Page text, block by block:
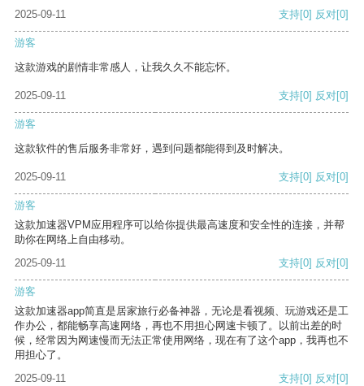
2025-09-11 支持[0] 反对[0]
游客
这款游戏的剧情非常感人，让我久久不能忘怀。
2025-09-11 支持[0] 反对[0]
游客
这款软件的售后服务非常好，遇到问题都能得到及时解决。
2025-09-11 支持[0] 反对[0]
游客
这款加速器VPM应用程序可以给你提供最高速度和安全性的连接，并帮
助你在网络上自由移动。
2025-09-11
支持[0] 反对[0]
游客
这款加速器app简直是居家旅行必备神器，无论是看视频、玩游戏还是工
作办公，都能畅享高速网络，再也不用担心网速卡顿了。以前出差的时
候，经常因为网速慢而无法正常使用网络，现在有了这个app，我再也不
用担心了。
2025-09-11
支持[0] 反对[0]